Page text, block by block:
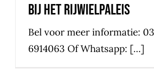
bij het Rijwielpaleis
Bel voor meer informatie:
6914063 Of Whatsapp: [...]